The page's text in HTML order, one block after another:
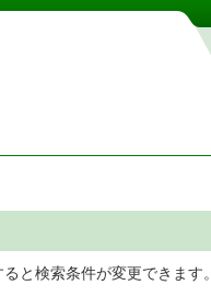
約システム
と検索条件が変更できます。